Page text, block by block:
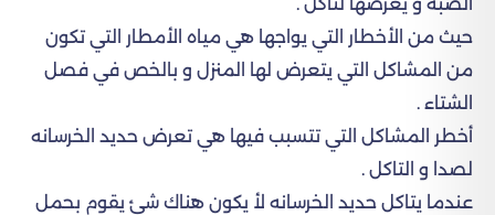
حيث من الأخطار التي يواجها هي مياه الأمطار التي تكون
من المشاكل التي يتعرض لها المنزل و بالخص في فصل
الشتاء .
أخطر المشاكل التي تتسبب فيها هي تعرض حديد الخرسانه
لصدا و التاكل .
عندما يتاكل حديد الخرسانه لأ يكون هناك شئ يقوم بحمل